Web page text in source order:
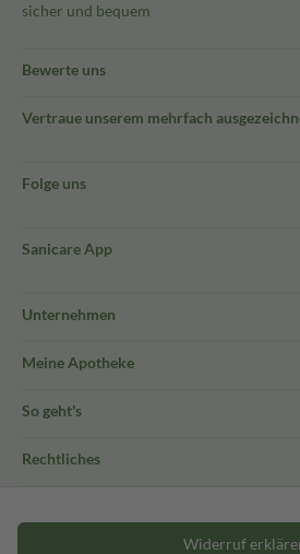
sicher und bequem
Bewerte uns
Vertraue unserem mehrfach
Folge uns
Sanicare App
Unternehmen
Meine Apotheke
So geht's
Rechtliches
Widerruf